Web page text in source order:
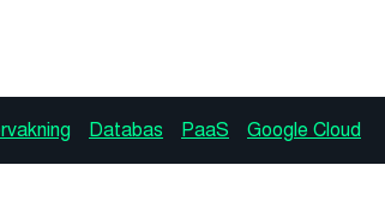
Databas PaaS Google Cloud